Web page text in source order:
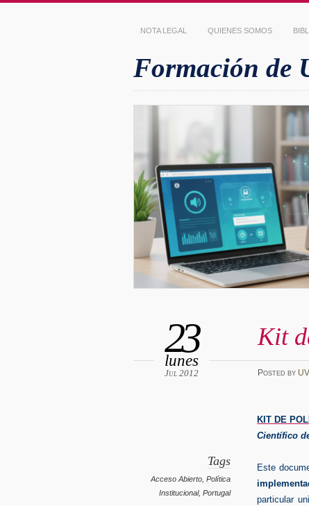
NOTA LEGAL QUIENES SOMOS
Formación de
Kit
23
lunes
Jul 2012 Posted by
Tags
Acceso Abierto ,Política
Institucional,Portugal
KIT DE
Científico
Este
particular